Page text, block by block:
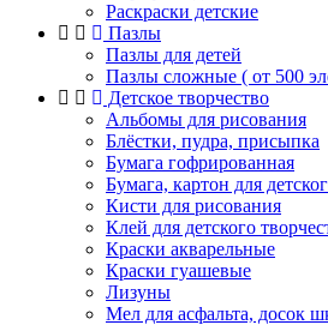
Раскраски детские
Пазлы
Пазлы для детей
Пазлы сложные ( от 500
Детское творчество
Альбомы для рисования
Блёстки, пудра, присыпка
Бумага гофрированная
Бумага, картон для
Кисти для рисования
Клей для детского
Краски акварельные
Краски гуашевые
Лизуны
Мел для асфальта, досок